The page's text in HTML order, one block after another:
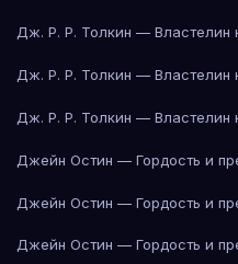
Дж. Р. Р. Толкин — Властелин
Дж. Р. Р. Толкин — Властелин
Дж. Р. Р. Толкин — Властелин
Джейн Остин — Гордость и
Джейн Остин — Гордость и
Джейн Остин — Гордость и